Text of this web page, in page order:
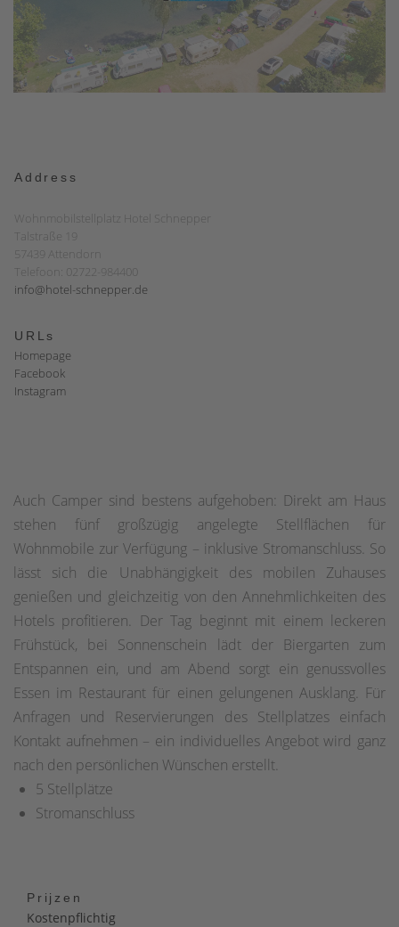
Address
Wohnmobilstellplatz Hotel Schnepper
Talstraße 19
57439 Attendorn
Telefoon: 02722-984400
info@hotel-schnepper.de
URLs
Homepage
Facebook
Instagram
Auch Camper sind bestens aufgehoben: Direkt am Haus
stehen fünf großzügig angelegte Stellflächen für
Wohnmobile zur Verfügung – inklusive Stromanschluss. So
lässt sich die Unabhängigkeit des mobilen Zuhauses
genießen und gleichzeitig von den Annehmlichkeiten des
Hotels profitieren. Der Tag beginnt mit einem leckeren
Frühstück, bei Sonnenschein lädt der Biergarten zum
Entspannen ein, und am Abend sorgt ein genussvolles
Essen im Restaurant für einen gelungenen Ausklang. Für
Anfragen und Reservierungen des Stellplatzes einfach
Kontakt aufnehmen – ein individuelles Angebot wird ganz
nach den persönlichen Wünschen erstellt.
5 Stellplätze
Stromanschluss
Prijzen
Kostenpflichtig